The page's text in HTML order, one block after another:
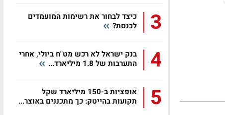
3
כיצד לבחור את רשימות המועמדים
לכנסת?
4
בנק ישראל לא רכש מט"ח ביולי, אחרי
התערבות של 1.8 מיליארד...
5
אופציות ב-150 מיליארד שקל
תקועות בהייטק: כך מתכננים באוצר...